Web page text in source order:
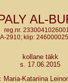
AL-
reg.nr.
2910; kiip:
kollane täkk
s. 17.06.2015
Maria-Katariina